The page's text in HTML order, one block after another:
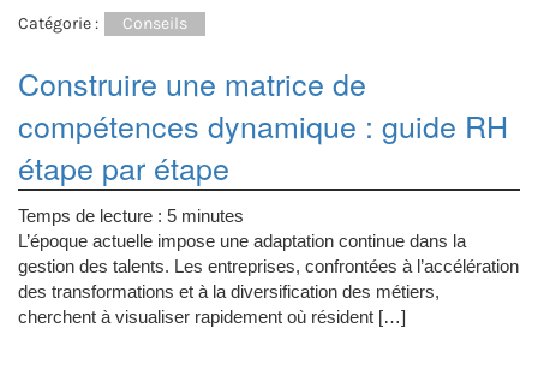
Catégorie : Conseils
Construire une matrice de
compétences dynamique : guide RH
étape par étape
Temps de lecture : 5 minutes
L’époque actuelle impose une adaptation continue dans la
gestion des talents. Les entreprises, confrontées à l’accélération
des transformations et à la diversification des métiers,
cherchent à visualiser rapidement où résident […]